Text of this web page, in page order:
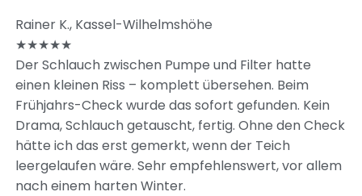
Rainer K., Kassel-Wilhelmshöhe
★★★★★
Der Schlauch zwischen Pumpe und Filter hatte
einen kleinen Riss – komplett übersehen. Beim
Frühjahrs-Check wurde das sofort gefunden. Kein
Drama, Schlauch getauscht, fertig. Ohne den Check
hätte ich das erst gemerkt, wenn der Teich
leergelaufen wäre. Sehr empfehlenswert, vor allem
nach einem harten Winter.